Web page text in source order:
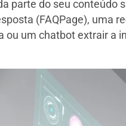
parte do seu conteúdo
(FAQPage), uma
ou um chatbot extrair a